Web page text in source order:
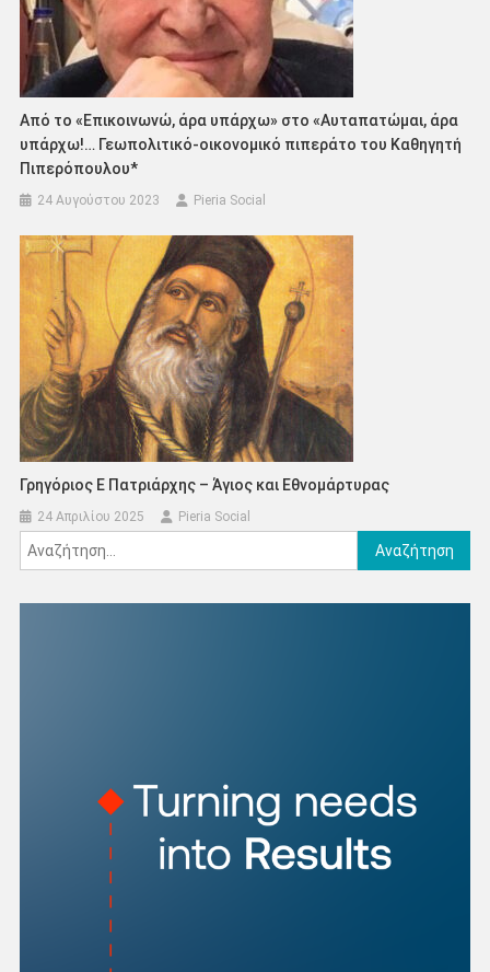
Από το «Επικοινωνώ, άρα υπάρχω» στο «Αυταπατώμαι, άρα
υπάρχω!… Γεωπολιτικό-οικονομικό πιπεράτο του Καθηγητή
Πιπερόπουλου*
24 Αυγούστου 2023 Pieria Social
Γρηγόριος Ε Πατριάρχης – Άγιος και Εθνομάρτυρας
24 Απριλίου 2025 Pieria Social
Αναζήτηση
για: